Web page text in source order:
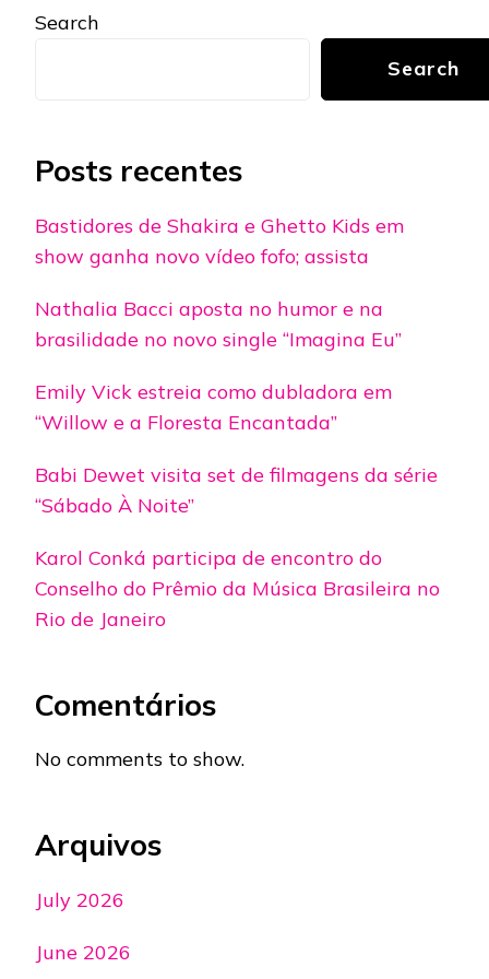
Search
Search
Posts recentes
Bastidores de Shakira e Ghetto Kids em
show ganha novo vídeo fofo; assista
Nathalia Bacci aposta no humor e na
brasilidade no novo single “Imagina Eu”
Emily Vick estreia como dubladora em
“Willow e a Floresta Encantada”
Babi Dewet visita set de filmagens da série
“Sábado À Noite”
Karol Conká participa de encontro do
Conselho do Prêmio da Música Brasileira no
Rio de Janeiro
Comentários
No comments to show.
Arquivos
July 2026
June 2026